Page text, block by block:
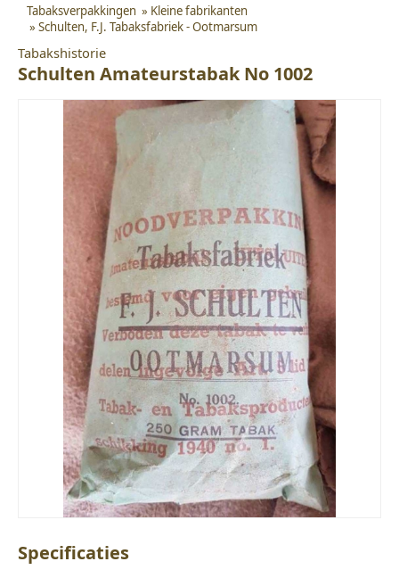
Tabaksverpakkingen » Kleine fabrikanten
» Schulten, F.J. Tabaksfabriek - Ootmarsum
Tabakshistorie
Schulten Amateurstabak No 1002
Specificaties